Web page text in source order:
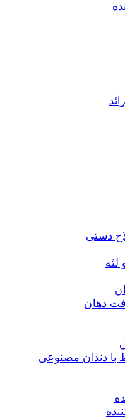
دستی
لثه
دهان
با دندان مصنوعی